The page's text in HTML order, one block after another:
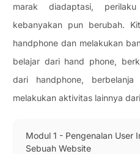
marak diadaptasi,
kebanyakan pun berubah.
handphone dan melakukan
belajar dari hand phone,
dari handphone,
melakukan aktivitas lainnya
Modul 1 - Pengenalan User
Sebuah Website